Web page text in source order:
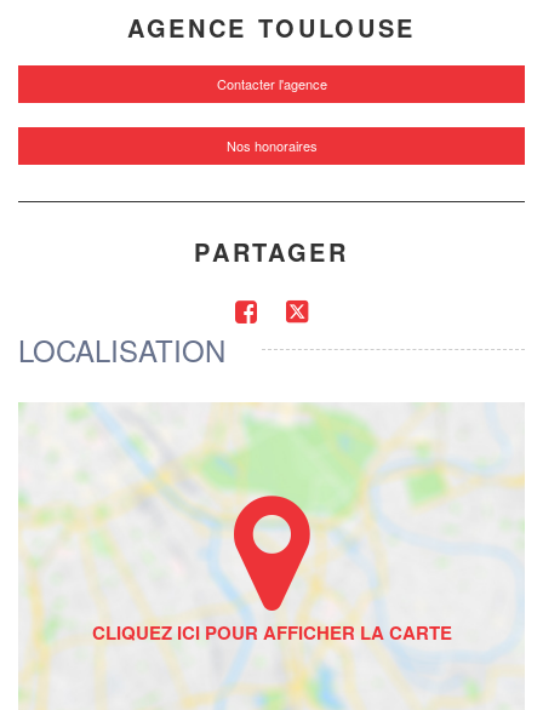
AGENCE TOULOUSE
Contacter l'agence
Nos honoraires
PARTAGER
LOCALISATION